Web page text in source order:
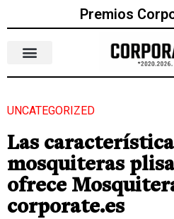
Premios
UNCATEGORIZED
Las
mosquiteras
ofrece
corporate.es